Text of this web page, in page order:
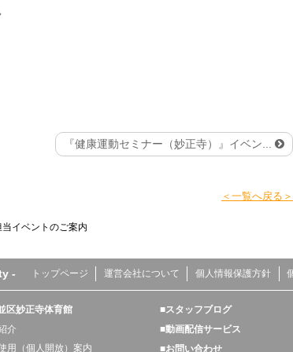
『健康運動セミナー（妙正寺）』イベン...
＜一覧へ戻る＞
当イベントのご案内
- トップページ 運営会社について 個人情報保護方針
区妙正寺体育館
介
用（個人開放）案内
■スタッフブログ
■動画配信サービス
■お問い合わせ